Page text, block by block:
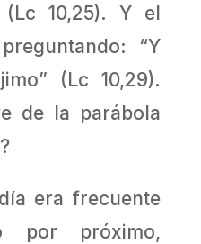
10,25). Y el
“Y
(Lc 10,29).
de la parábola
era frecuente
por próximo,